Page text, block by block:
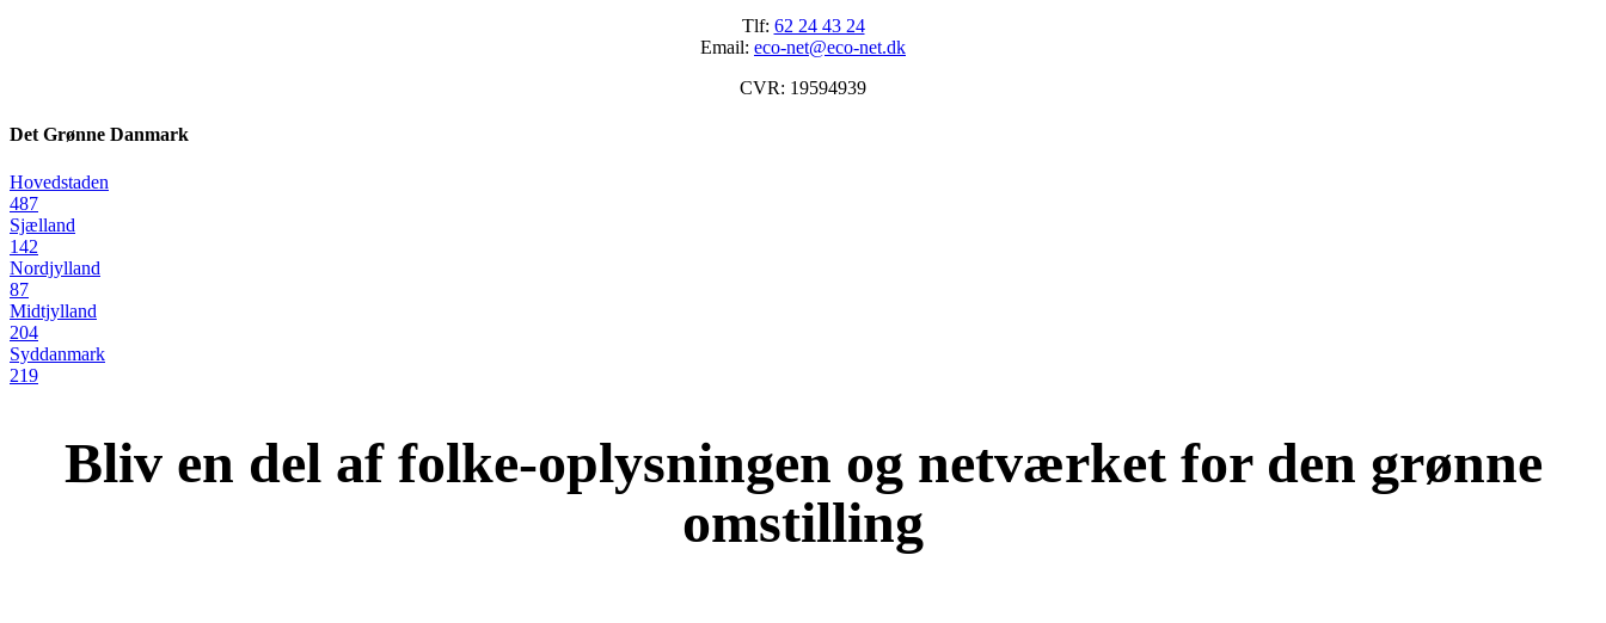
Tlf: 62 24 43 24
Email: eco-net@eco-net.dk
CVR: 19594939
Det Grønne Danmark
Hovedstaden
487
Sjælland
142
Nordjylland
87
Midtjylland
204
Syddanmark
219
Bliv en del af folke-oplysningen og netværket for den grønne
omstilling